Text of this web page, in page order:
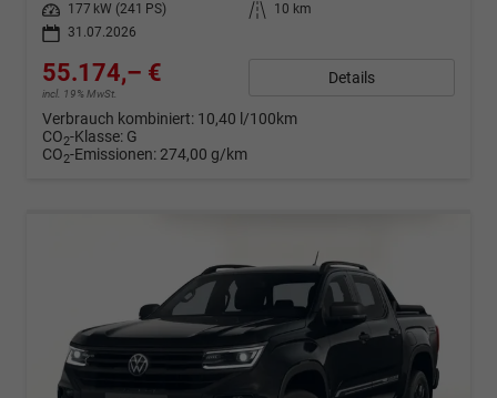
Leistung
177 kW (241 PS) Kilometerstand
10 km
31.07.2026
55.174,– €
incl. 19% MwSt.
Details
Verbrauch kombiniert: 10,40 l/100km
CO2-Klasse: G
CO2-Emissionen: 274,00 g/km